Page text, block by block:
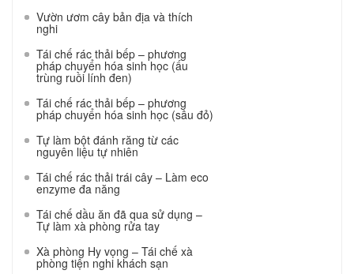
Vườn ươm cây bản địa và thích
nghi
Tái chế rác thải bếp – phương
pháp chuyển hóa sinh học (ấu
trùng ruồi lính đen)
Tái chế rác thải bếp – phương
pháp chuyển hóa sinh học (sâu đỏ)
Tự làm bột đánh răng từ các
nguyên liệu tự nhiên
Tái chế rác thải trái cây – Làm eco
enzyme đa năng
Tái chế dầu ăn đã qua sử dụng –
Tự làm xà phòng rửa tay
Xà phòng Hy vọng – Tái chế xà
phòng tiện nghi khách sạn